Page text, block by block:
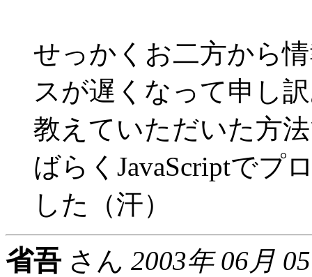
せっかくお二方から
スが遅くなって申し
教えていただいた方
ばらくJavaScriptでプ
した（汗）
省吾 さん 2003年 06月